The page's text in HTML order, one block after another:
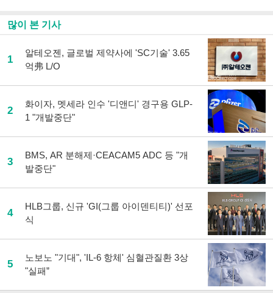
기
사
공
많이 본 기사
1
알테오젠, 글로벌 제약사에 'SC기술' 3.65
억弗 L/O
2
화이자, 멧세라 인수 '디앤디' 경구용 GLP-
1 "개발중단"
3
BMS, AR 분해제·CEACAM5 ADC 등 "개
발중단"
4
HLB그룹, 신규 'GI(그룹 아이덴티티)' 선포
식
5
노보노 "기대", 'IL-6 항체' 심혈관질환 3상
"실패”